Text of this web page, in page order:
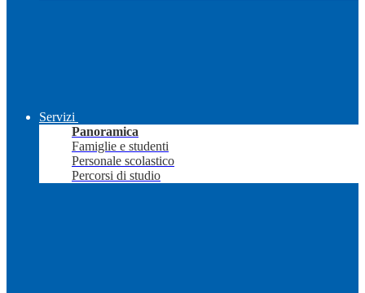
Servizi
Panoramica
Famiglie e studenti
Personale scolastico
Percorsi di studio